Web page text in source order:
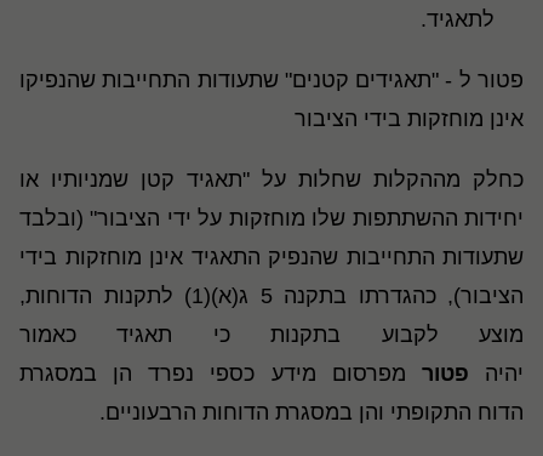
לתאגיד.
פטור ל - "תאגידים קטנים" שתעודות התחייבות שהנפיקו
אינן מוחזקות בידי הציבור
כחלק מההקלות שחלות על "תאגיד קטן שמניותיו או
יחידות ההשתתפות שלו מוחזקות על ידי הציבור" (ובלבד
שתעודות התחייבות שהנפיק התאגיד אינן מוחזקות בידי
הציבור), כהגדרתו בתקנה 5 ג(א)(1) לתקנות הדוחות,
מוצע לקבוע בתקנות כי תאגיד כאמור
יהיה פטור מפרסום מידע כספי נפרד הן במסגרת
הדוח התקופתי והן במסגרת הדוחות הרבעוניים.